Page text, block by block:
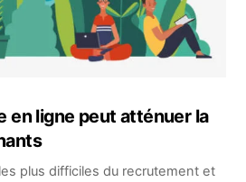
en ligne peut atténuer la
plus difficiles du recrutement et